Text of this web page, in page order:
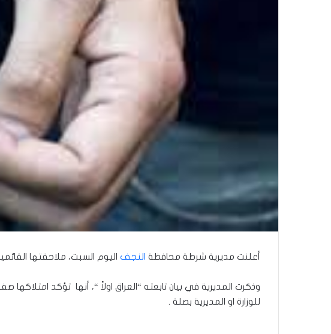
أعلنت مديرية شرطة محافظة النجف اليوم السبت، ملاحقتها
وذكرت المديرية في بيان تابعته “العراق اولاً “، أنها تؤكد
للوزارة او المديرية بصلة .